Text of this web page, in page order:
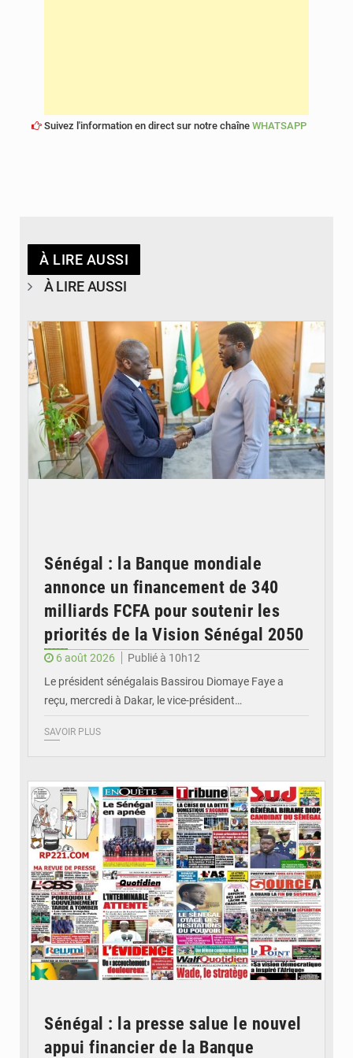
Suivez l'information en direct sur notre chaîne WHATSAPP
À LIRE AUSSI
À LIRE AUSSI
Sénégal : la Banque mondiale
annonce un financement de 340
milliards FCFA pour soutenir les
priorités de la Vision Sénégal 2050
6 août 2026
Publié à 10h12
Le président sénégalais Bassirou Diomaye Faye a
reçu, mercredi à Dakar, le vice-président…
SAVOIR PLUS
Sénégal : la presse salue le nouvel
appui financier de la Banque